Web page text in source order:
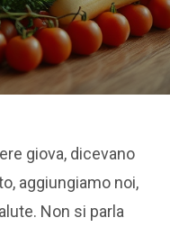
giova, dicevano
aggiungiamo noi,
Non si parla